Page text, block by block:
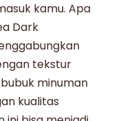
kamu. Apa
Dark
tekstur
minuman
kualitas